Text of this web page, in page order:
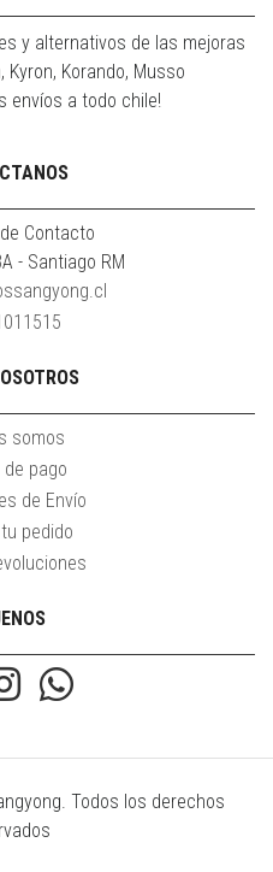
y alternativos de las mejoras
Korando, Musso
envíos a todo chile!
Contacto
- Santiago RM
somos
pago
de Envío
pedido
Todos los derechos